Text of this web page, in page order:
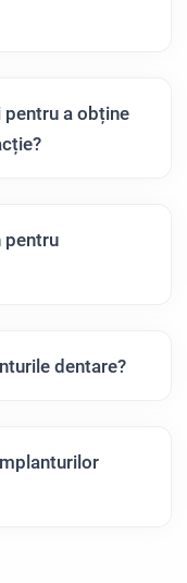
a obține
pentru
dentare?